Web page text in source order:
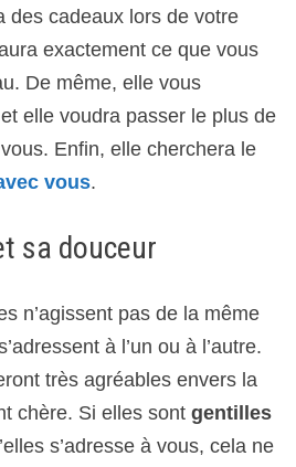
des cadeaux lors de votre
exactement ce que vous
De même, elle vous
elle voudra passer le plus de
Enfin, elle cherchera le
vous.
sa douceur
n’agissent pas de la même
à l’un ou à l’autre.
très agréables envers la
chère. Si elles sont gentilles
s’adresse à vous, cela ne